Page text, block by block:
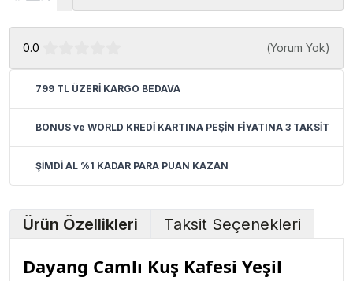
0.0 (Yorum Yok)
799 TL ÜZERİ KARGO BEDAVA
BONUS ve WORLD KREDİ KARTINA PEŞİN FİYATINA 3 TAKSİT
ŞİMDİ AL %1 KADAR PARA PUAN KAZAN
Ürün Özellikleri Taksit Seçenekleri
Dayang Camlı Kuş Kafesi Yeşil